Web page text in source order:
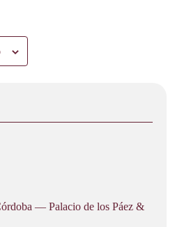
— Palacio de los Páez &